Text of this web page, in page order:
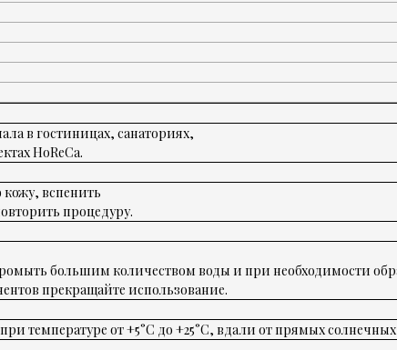
в гостиницах, санаториях,
HoReCa.
вспенить
процедуру.
большим количеством воды и при необходимости
прекращайте использование.
температуре от +5°C до +25°C, вдали от прямых